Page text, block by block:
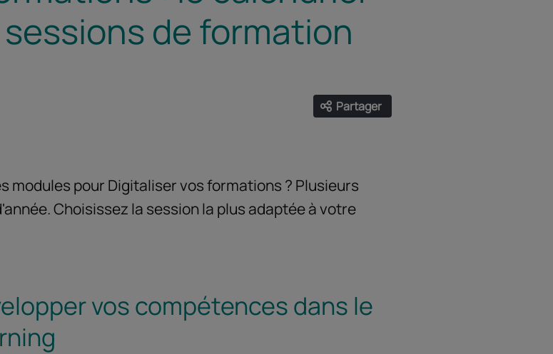
de formation
Partager
Ouvrir les liens de partage
modules pour Digitaliser vos formations ? Plusieurs
Choisissez la session la plus adaptée à votre
vos compétences dans le